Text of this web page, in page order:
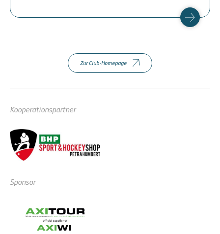
Zur Club-Homepage
Kooperationspartner
Sponsor